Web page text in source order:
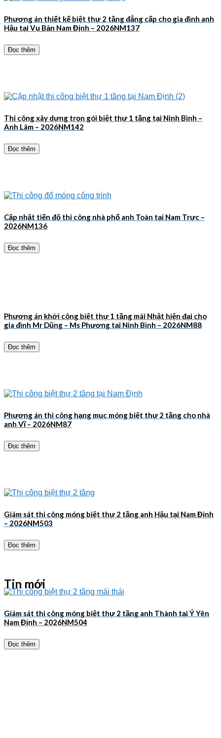
Phương án thiết kế biệt thự 2 tầng đẳng cấp cho gia đình anh
Hậu tại Vụ Bản Nam Định – 2026NM137
Đọc thêm
Thi công xây dựng trọn gói biệt thự 1 tầng tại Ninh Bình –
Anh Lâm – 2026NM142
Đọc thêm
Cập nhật tiến độ thi công nhà phố anh Toàn tại Nam Trực –
2026NM136
Đọc thêm
Phương án khởi công biệt thự 1 tầng mái Nhật hiện đại cho
gia đình Mr Dũng – Ms Phương tại Ninh Bình – 2026NM88
Đọc thêm
Phương án thi công hạng mục móng biệt thự 2 tầng cho nhà
anh Vĩ – 2026NM87
Đọc thêm
Giám sát thi công móng biệt thự 2 tầng anh Hậu tại Nam Định
– 2026NM503
Đọc thêm
Giám sát thi công móng biệt thự 2 tầng anh Thành tại Ý Yên
Nam Định – 2026NM504
Đọc thêm
Tin mới